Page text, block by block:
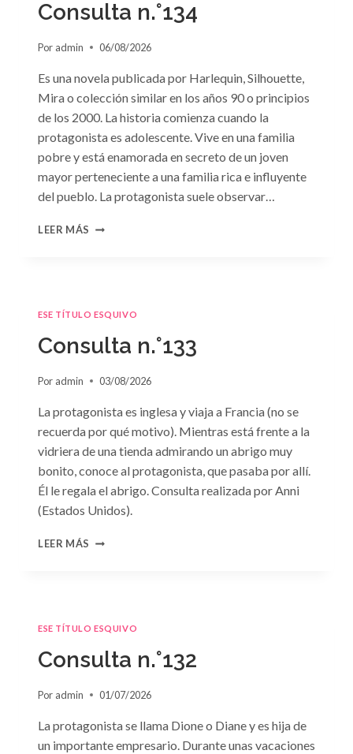
Consulta n.°134
Por admin 06/08/2026
Es una novela publicada por Harlequin, Silhouette,
Mira o colección similar en los años 90 o principios
de los 2000. La historia comienza cuando la
protagonista es adolescente. Vive en una familia
pobre y está enamorada en secreto de un joven
mayor perteneciente a una familia rica e influyente
del pueblo. La protagonista suele observar…
LEER MÁS CONSULTA
ESE TÍTULO ESQUIVO
Consulta n.°133
Por admin 03/08/2026
La protagonista es inglesa y viaja a Francia (no se
recuerda por qué motivo). Mientras está frente a la
vidriera de una tienda admirando un abrigo muy
bonito, conoce al protagonista, que pasaba por allí.
Él le regala el abrigo. Consulta realizada por Anni
(Estados Unidos).
LEER MÁS CONSULTA
ESE TÍTULO ESQUIVO
Consulta n.°132
Por admin 01/07/2026
La protagonista se llama Dione o Diane y es hija de
un importante empresario. Durante unas vacaciones